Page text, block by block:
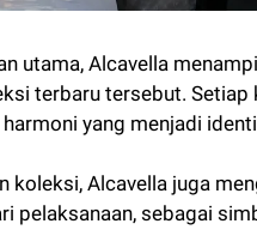
utama, Alcavella
terbaru tersebut.
yang menjadi
koleksi, Alcavella juga
pelaksanaan, sebagai